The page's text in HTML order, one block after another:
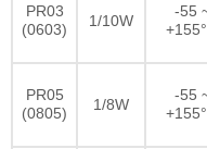
PR03
(0603)
1/10W
-55
PR05
(0805)
1/8W
-55